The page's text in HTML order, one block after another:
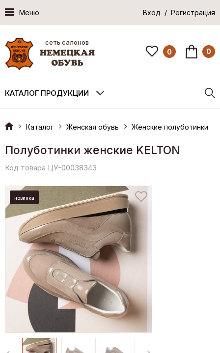
Меню Вход / Регистрация
сеть салонов
0 0
КАТАЛОГ ПРОДУКЦИИ
Каталог Женская обувь Женские полуботинки
Полуботинки женские KELTON
Код товара ЦУ-00038343
новинка